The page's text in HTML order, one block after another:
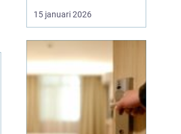
veterinärklinik som
röntgenutrustning och
kundkontakt och
administration samlas i
samma digitala flöde blir
arbetet både snabbare
djurägaren märks det
15 januari 2026